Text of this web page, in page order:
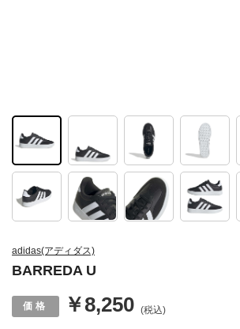
adidas(アディダス)
BARREDA U
￥8,250 (税込)